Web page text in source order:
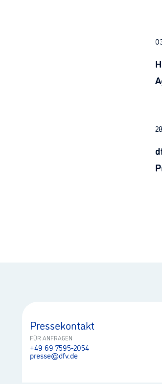
Pressekontakt
FÜR ANFRAGEN
+49 69 7595-2054
presse@dfv.de